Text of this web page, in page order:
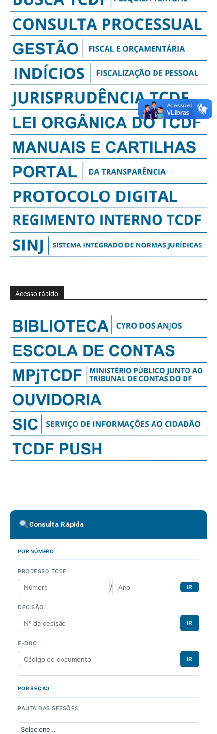
Acesso rápido
Consulta Rápida
POR NÚMERO
PROCESSO TCDF
/ IR
DECISÃO
IR
E-DOC
IR
POR SEÇÃO
PAUTA DAS SESSÕES